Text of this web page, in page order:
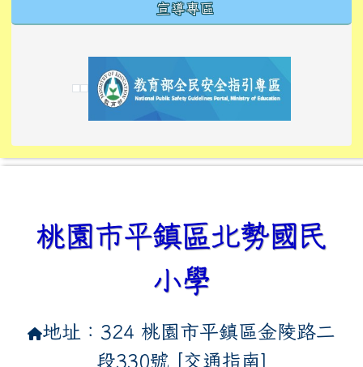
宣導專區
link to https://
link to https://10000.gov.tw/
link to https://
link to https://10000.gov.tw/
link to https://
link to https://
link to https://i.win.org.tw/
link to https://
link to https://
link to https://
link to https://
桃園市平鎮區北勢國民
小學
地址：324 桃園市平鎮區金陵路二
段330號 [交通指南]